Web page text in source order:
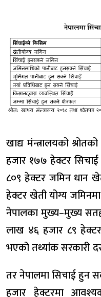
खाद्य मंन्त्रालयको
हजार १७७ हेक्टर
८०९ हेक्टर जमिन धान
हेक्टर खेती योग्य
नेपालका मुख्य–मुख्य
लाख ४६ हजार ८९
भएको तथ्यांक सरकारी
तर नेपालमा सिचाई हुन
हजार हेक्टरमा